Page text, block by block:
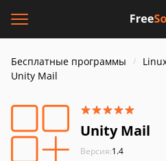
Бесплатные программы
Unity Mail
Unity Mail
Версия:1.4